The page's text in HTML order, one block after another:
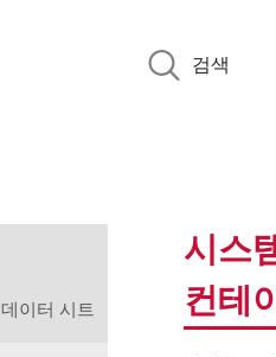
검색
데이터 시트
시스
컨테